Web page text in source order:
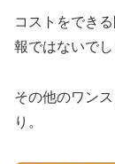
コストをでき
報ではないでし
その他のワン
り。